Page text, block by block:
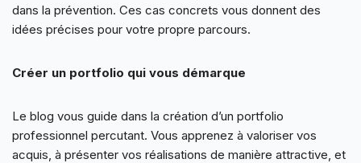
dans la prévention. Ces cas concrets vous donnent des
idées précises pour votre propre parcours.
Créer un portfolio qui vous démarque
Le blog vous guide dans la création d’un portfolio
professionnel percutant. Vous apprenez à valoriser vos
acquis, à présenter vos réalisations de manière attractive, et